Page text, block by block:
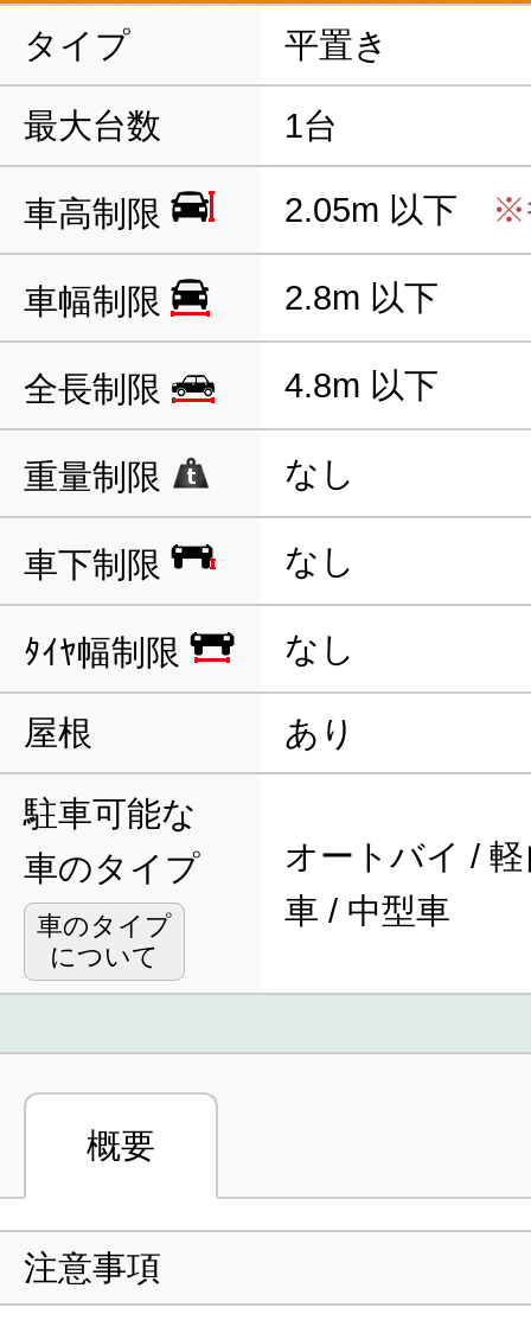
タイプ 平置き
最大台数 1台
車高制限 2.05m 以下 ※
車幅制限 2.8m 以下
全長制限 4.8m 以下
重量制限 なし
車下制限 なし
ﾀｲﾔ幅制限 なし
屋根 あり
駐車可能な
車のタイプ
車のタイプ
について
オートバイ /
車 / 中型車
概要
注意事項